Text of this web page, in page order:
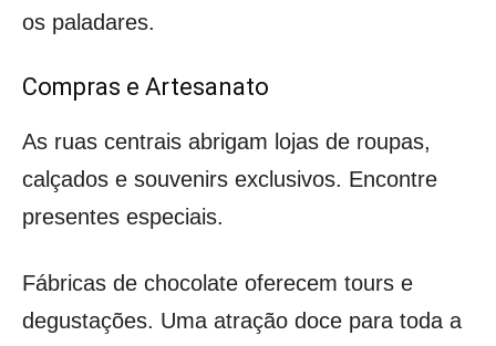
os paladares.
Compras e Artesanato
As ruas centrais abrigam lojas de roupas,
calçados e souvenirs exclusivos. Encontre
presentes especiais.
Fábricas de chocolate oferecem tours e
degustações. Uma atração doce para toda a